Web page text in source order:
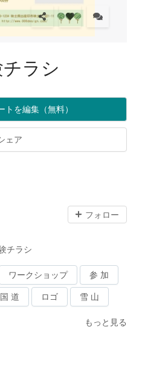
ラシ
トを編集（無料）
ェア
フォロー
チラシ
ワークショップ 参 加
国 道 ロゴ 雪 山
もっと見る